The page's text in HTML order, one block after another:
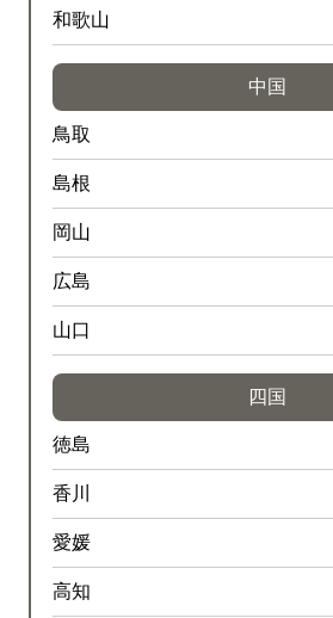
和歌山
中国
鳥取
島根
岡山
広島
山口
四国
徳島
香川
愛媛
高知